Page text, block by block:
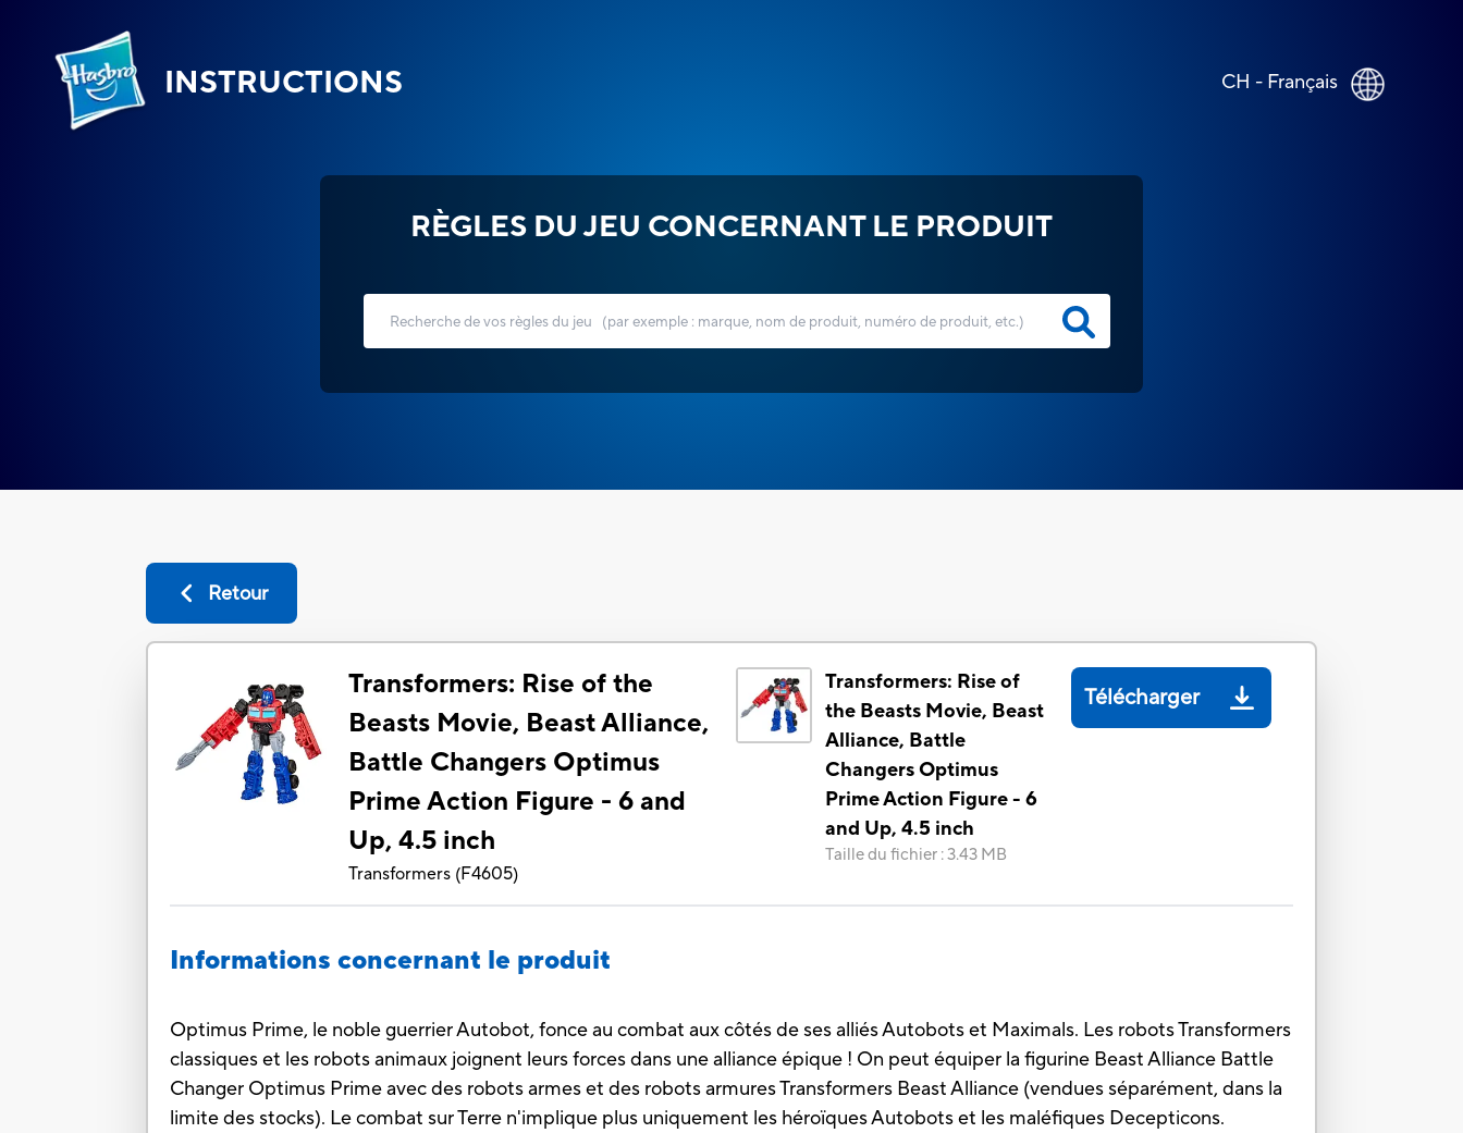
INSTRUCTIONS CH - Français
RÈGLES DU JEU CONCERNANT LE PRODUIT
Retour
Transformers: Rise of the
Beasts Movie, Beast Alliance,
Battle Changers Optimus
Prime Action Figure - 6 and
Up, 4.5 inch
Transformers (F4605)
Transformers: Rise of
the Beasts Movie, Beast
Alliance, Battle
Changers Optimus
Prime Action Figure - 6
and Up, 4.5 inch
Taille du fichier :3.43 MB
Télécharger
Informations concernant le produit
Optimus Prime, le noble guerrier Autobot, fonce au combat aux côtés de ses alliés Autobots et Maximals. Les robots Transformers
classiques et les robots animaux joignent leurs forces dans une alliance épique ! On peut équiper la figurine Beast Alliance Battle
Changer Optimus Prime avec des robots armes et des robots armures Transformers Beast Alliance (vendues séparément, dans la
limite des stocks). Le combat sur Terre n'implique plus uniquement les héroïques Autobots et les maléfiques Decepticons.